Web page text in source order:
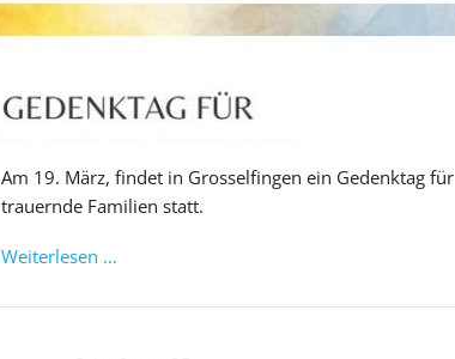
Am 19. März, findet in Grosselfingen ein Gedenktag für
trauernde Familien statt.
Weiterlesen …
Farben“